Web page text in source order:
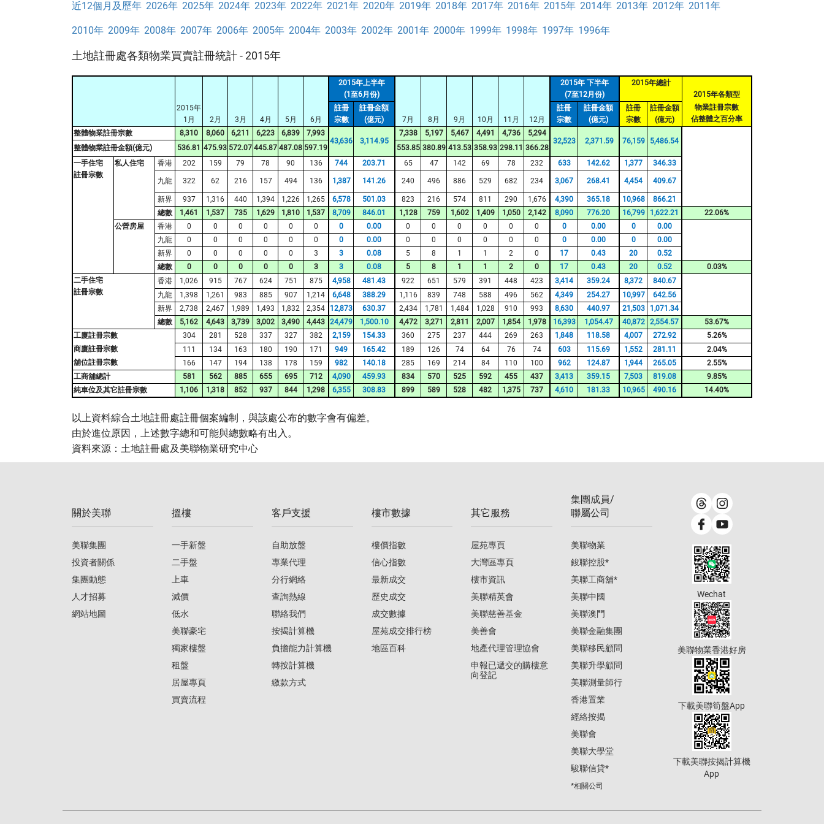
近12個月及歷年 2026年 2025年 2024年 2023年 2022年 2021年 2020年 2019年 2018年 2017年 2016年 2015年 2014年 2013年 2012年 2011年
2010年 2009年 2008年 2007年 2006年 2005年 2004年 2003年 2002年 2001年 2000年 1999年 1998年 1997年 1996年
土地註冊處各類物業買賣註冊統計 - 2015年
2015年
1月
2月 3月 4月 5月 6月
2015年上半年
(1至6月份)
7月 8月 9月 10月 11月 12月
2015年 下半年
(7至12月份)
2015年總計
2015年各類型
註冊
宗數
註冊金額
(億元)
註冊
宗數
註冊金額
(億元)
註冊
宗數
註冊金額
(億元)
物業註冊宗數
佔整體之百分率
整體物業註冊宗數
8,310 8,060 6,211 6,223 6,839
7,993
43,636
3,114.95
7,338 5,197 5,467 4,491 4,736
5,294
32,523
2,371.59 76,159 5,486.54
整體物業註冊金額(億元) 536.81 475.93 572.07 445.87 487.08 597.19 553.85 380.89 413.53 358.93 298.11 366.28
一手住宅
註冊宗數
私人住宅 香港 202 159 79 78 90 136 744 203.71 65 47 142 69 78 232 633 142.62 1,377 346.33
九龍 322 62 216 157 494 136 1,387 141.26 240 496 886 529 682 234 3,067 268.41 4,454 409.67
新界 937 1,316 440 1,394 1,226 1,265 6,578 501.03 823 216 574 811 290 1,676 4,390 365.18 10,968
866.21
總數
1,461 1,537 735 1,629 1,810 1,537 8,709 846.01 1,128 759 1,602 1,409 1,050 2,142 8,090 776.20 16,799 1,622.21
22.06%
公營房屋
香港 0 0 0 0 0 0 0 0.00 0 0 0 0 0 0 0 0.00 0
0.00
九龍
0 0 0 0 0 0 0 0.00 0 0 0 0 0 0 0 0.00 0
0.00
新界
0 0 0 0 0 3 3 0.08 5 8 1 1 2 0 17 0.43 20
0.52
總數
0 0 0 0 0 3 3 0.08 5 8 1 1 2 0 17 0.43 20 0.52
0.03%
二手住宅
註冊宗數
香港 1,026 915 767 624 751 875 4,958 481.43 922 651 579 391 448 423 3,414 359.24 8,372
840.67
九龍
1,398 1,261 983 885 907 1,214 6,648 388.29 1,116 839 748 588 496 562 4,349 254.27 10,997
642.56
新界
2,738 2,467 1,989 1,493 1,832 2,354 12,873 630.37 2,434 1,781 1,484 1,028 910 993 8,630 440.97 21,503
1,071.34
總數
5,162 4,643 3,739 3,002 3,490 4,443 24,479 1,500.10 4,472 3,271 2,811 2,007 1,854 1,978 16,393 1,054.47 40,872 2,554.57
53.67%
工廈註冊宗數
304 281 528 337 327 382 2,159 154.33 360 275 237 444 269 263 1,848 118.58 4,007 272.92
5.26%
商廈註冊宗數
111 134 163 180 190 171 949 165.42 189 126 74 64 76 74 603 115.69 1,552 281.11
2.04%
舖位註冊宗數
166 147 194 138 178 159 982 140.18 285 169 214 84 110 100 962 124.87 1,944 265.05
2.55%
工商舖總計
581 562 885 655 695 712 4,090 459.93 834 570 525 592 455 437 3,413 359.15 7,503 819.08
9.85%
純車位及其它註冊宗數
1,106 1,318 852 937 844 1,298 6,355 308.83 899 589 528 482 1,375 737 4,610 181.33 10,965 490.16 14.40%
以上資料綜合土地註冊處註冊個案編制，與該處公布的數字會有偏差。
由於進位原因，上述數字總和可能與總數略有出入。
資料來源：土地註冊處及美聯物業研究中心
關於美聯
美聯集團
投資者關係
集團動態
人才招募
網站地圖
搵樓
一手新盤
二手盤
上車
減價
低水
美聯豪宅
獨家樓盤
租盤
居屋專頁
買賣流程
客戶支援
自助放盤
專業代理
分行網絡
查詢熱線
聯絡我們
按揭計算機
負擔能力計算機
轉按計算機
繳款方式
樓市數據
樓價指數
信心指數
最新成交
歷史成交
成交數據
屋苑成交排行榜
地區百科
其它服務
屋苑專頁
大灣區專頁
樓市資訊
美聯精英會
美聯慈善基金
美善會
地產代理管理協會
申報已遞交的購樓意
向登記
集團成員/
聯屬公司
美聯物業
鋑聯控股*
美聯工商舖*
美聯中國
美聯澳門
美聯金融集團
美聯移民顧問
美聯升學顧問
美聯測量師行
香港置業
經絡按揭
美聯會
美聯大學堂
駿聯信貸*
*相關公司
Wechat
美聯物業香港好房
下載美聯筍盤App
下載美聯按揭計算機
App